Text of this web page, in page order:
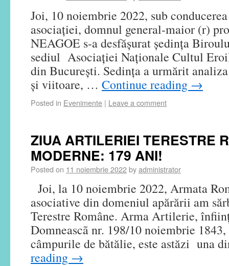
Joi, 10 noiembrie 2022, sub
asociației, domnul general-maior (r)
NEAGOE s-a desfășurat ședința
sediul Asociaţiei Naţionale Cultul
din București. Sedința a urmărit
și viitoare, … Continue reading →
Posted in Evenimente | Leave a comment
ZIUA ARTILERIEI TERESTRE
MODERNE: 179 ANI!
Posted on 11 noiembrie 2022byadministrator
Joi, la 10 noiembrie 2022, Armata
asociative din domeniul apărării am
Terestre Române. Arma Artilerie,
Domneascã nr. 198/10 noiembrie
câmpurile de bătălie, este astăzi una
reading →